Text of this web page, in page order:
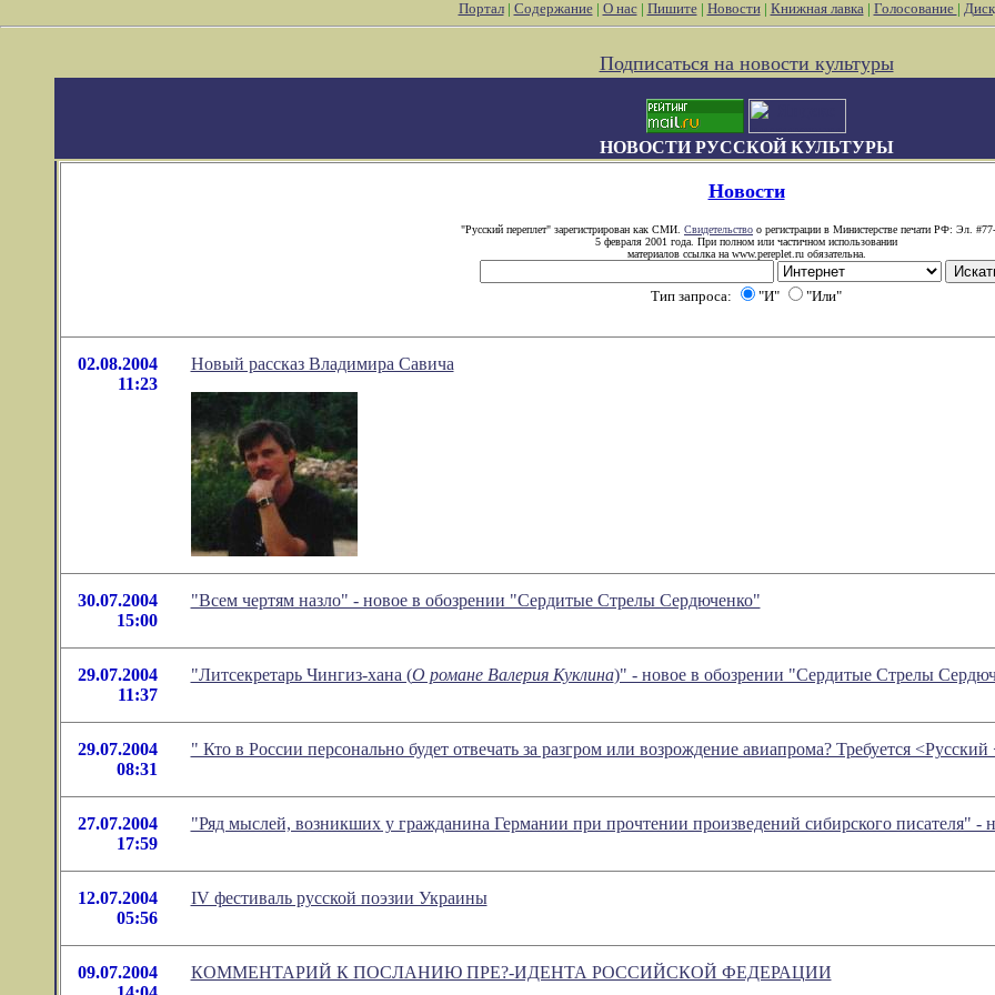
Портал| Содержание| О нас| Пишите| Новости| Книжная лавка| Голосование |
Подписаться на новости культуры
НОВОСТИ РУССКОЙ КУЛЬТУРЫ
Новости
"Русский переплет" зарегистрирован как СМИ. Свидетельство о регистрации в Министерстве печати РФ: Эл.
5 февраля 2001 года. При полном или частичном использовании
материалов ссылка на www.pereplet.ru обязательна.
Тип запроса: "И" "Или"
02.08.2004
11:23
Новый рассказ Владимира Савича
30.07.2004
15:00
"Всем чертям назло" - новое в обозрении "Сердитые Стрелы Сердюченко"
29.07.2004
11:37
"Литсекретарь Чингиз-хана (О романе Валерия Куклина)" - новое в обозрении "Сердитые Стрелы
29.07.2004
08:31
" Кто в России персонально будет отвечать за разгром или возрождение авиапрома? Требуется
27.07.2004
17:59
"Ряд мыслей, возникших у гражданина Германии при прочтении произведений сибирского писателя"
12.07.2004
05:56
IV фестиваль русской поэзии Украины
09.07.2004
КОММЕНТАРИЙ К ПОСЛАНИЮ ПРЕ?-ИДЕНТА РОССИЙСКОЙ ФЕДЕРАЦИИ